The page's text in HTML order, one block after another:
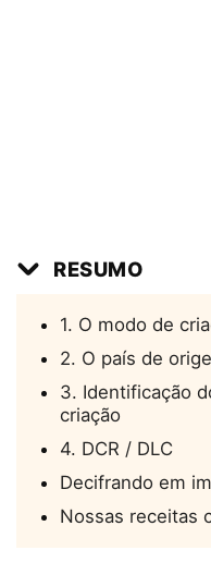
RESUMO
1. O modo de
2. O país de
3. Identificação
criação
4. DCR / DLC
Decifrando em
Nossas receitas